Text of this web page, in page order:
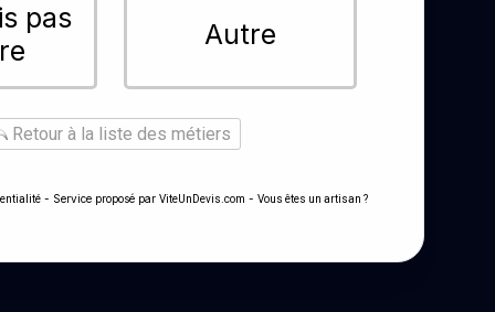
pas
Autre
Retour à la liste des métiers
- Service proposé par ViteUnDevis.com - Vous êtes un artisan ?